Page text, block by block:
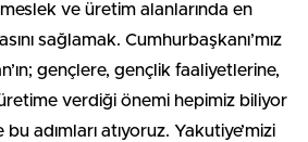
meslek ve üretim alanlarında en
sağlamak. Cumhurbaşkanı’mız
gençlere, gençlik faaliyetlerine,
verdiği önemi hepimiz biliyor
adımları atıyoruz. Yakutiye’mizi